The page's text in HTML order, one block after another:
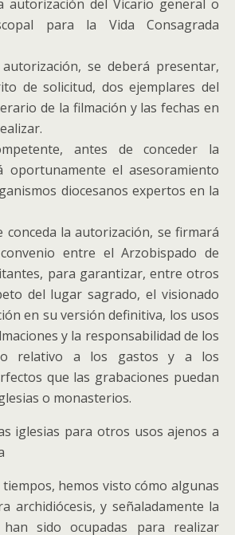
autorización del Vicario general o
para la Vida Consagrada
se deberá presentar,
de solicitud, dos ejemplares del
de la filmación y las fechas en
antes de conceder la
oportunamente el asesoramiento
diocesanos expertos en la
conceda la autorización, se firmará
entre el Arzobispado de
para garantizar, entre otros
del lugar sagrado, el visionado
en su versión definitiva, los usos
y la responsabilidad de los
relativo a los gastos y a los
que las grabaciones puedan
o monasterios.
iglesias para otros usos ajenos a
hemos visto cómo algunas
archidiócesis, y señaladamente la
han sido ocupadas para realizar